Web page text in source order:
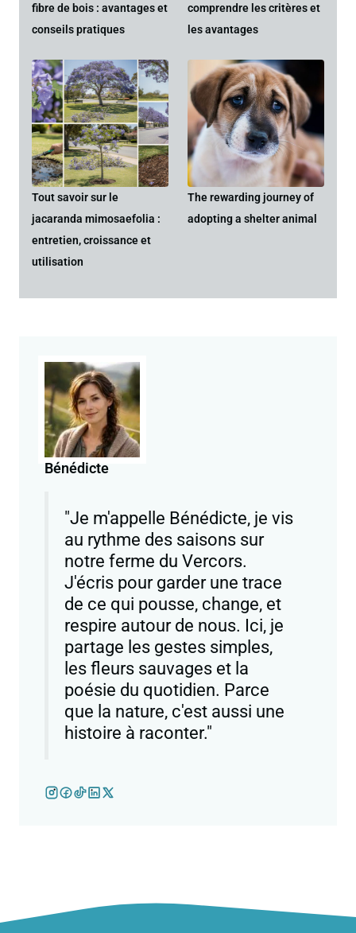
fibre de bois : avantages et
conseils pratiques
comprendre les critères et
les avantages
Tout savoir sur le
jacaranda mimosaefolia :
entretien, croissance et
utilisation
The rewarding journey of
adopting a shelter animal
Bénédicte
"Je m'appelle Bénédicte, je vis
au rythme des saisons sur
notre ferme du Vercors.
J'écris pour garder une trace
de ce qui pousse, change, et
respire autour de nous. Ici, je
partage les gestes simples,
les fleurs sauvages et la
poésie du quotidien. Parce
que la nature, c'est aussi une
histoire à raconter."